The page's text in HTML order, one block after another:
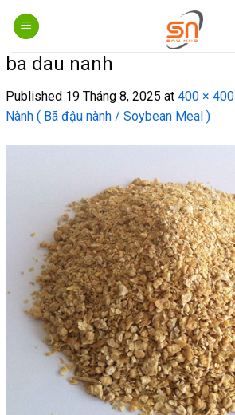
content
ba dau nanh
Published 19 Tháng 8, 2025 at 400 × 400
Nành ( Bã đậu nành / Soybean Meal )